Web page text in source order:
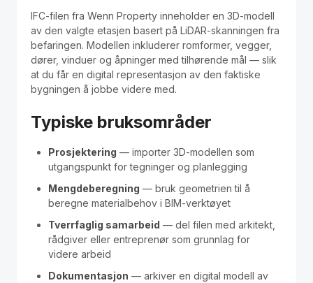
IFC-filen fra Wenn Property inneholder en 3D-modell
av den valgte etasjen basert på LiDAR-skanningen fra
befaringen. Modellen inkluderer romformer, vegger,
dører, vinduer og åpninger med tilhørende mål — slik
at du får en digital representasjon av den faktiske
bygningen å jobbe videre med.
Typiske bruksområder
Prosjektering — importer 3D-modellen som
utgangspunkt for tegninger og planlegging
Mengdeberegning — bruk geometrien til å
beregne materialbehov i BIM-verktøyet
Tverrfaglig samarbeid — del filen med arkitekt,
rådgiver eller entreprenør som grunnlag for
videre arbeid
Dokumentasjon — arkiver en digital modell av